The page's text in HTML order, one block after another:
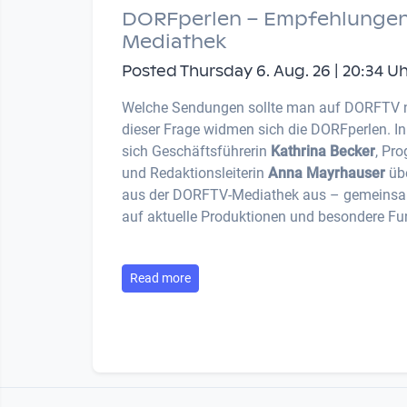
DORFperlen –
Mediathek
Posted Thursday 6. Aug. 26 | 20:34
Welche Sendungen sollte man auf DORFTV
dieser Frage widmen sich die DORFperlen.
sich Geschäftsführerin Kathrina Becker,
und Redaktionsleiterin Anna Mayrhauser
aus der DORFTV-Mediathek aus –
auf aktuelle Produktionen und besondere
Read more